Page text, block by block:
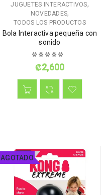
JUGUETES INTERACTIVOS,
NOVEDADES,
TODOS LOS PRODUCTOS
Bola Interactiva pequeña con
sonido
₡2,600
AGOTADO